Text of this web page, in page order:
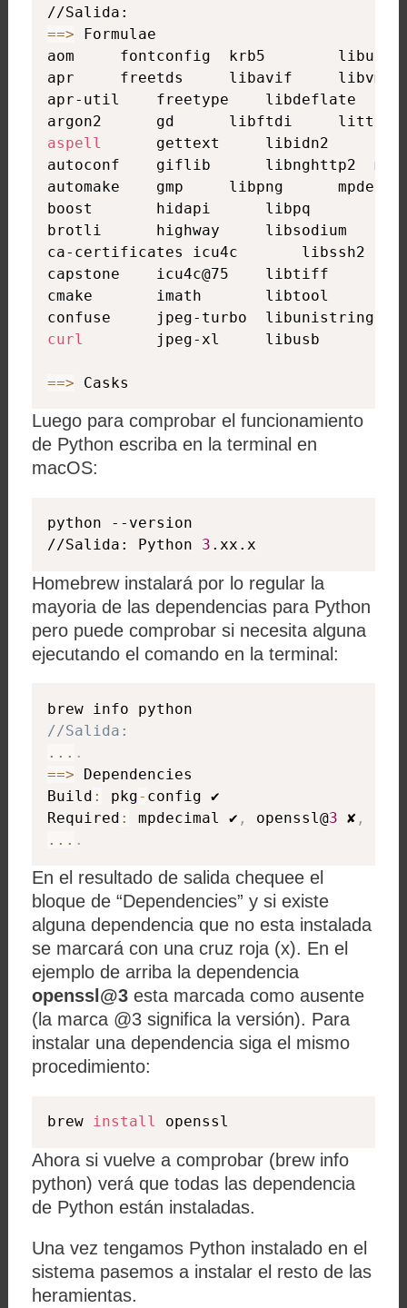
==> Formulae
aom		fontconfig	krb5		libusb-compat	pkg-config
apr		freetds		libavif		libvmaf		python@3.13
apr-util	freetype	libdeflate	libzip		readline
aspell
autoconf	giflib		libnghttp2	m4		stlink
automake	gmp		libpng		mpdecimal	tidy-html5
boost		hidapi		libpq		oniguruma	unixodbc
brotli		highway		libsodium	open-ocd	webp
ca-certificates	icu4c		libssh2		openexr		xz
capstone	icu4c@75	libtiff		openldap	zstd
cmake		imath		libtool		openssl@3
curl
==> Casks
Luego para comprobar el funcionamiento
de Python escriba en la terminal en
macOS:
python --version
//Salida: Python 3 .xx.x
Homebrew instalará por lo regular la
mayoria de las dependencias para Python
pero puede comprobar si necesita alguna
ejecutando el comando en la terminal:
//Salida:
... .
==> Dependencies
Build : pkg- config ✔
Required : mpdecimal ✔ , openssl@3 ✘ ,
... .
En el resultado de salida chequee el
bloque de “Dependencies” y si existe
alguna dependencia que no esta instalada
se marcará con una cruz roja (x). En el
ejemplo de arriba la dependencia
openssl@3 esta marcada como ausente
(la marca @3 significa la versión). Para
instalar una dependencia siga el mismo
procedimiento:
brew install openssl
Ahora si vuelve a comprobar (brew info
python) verá que todas las dependencia
de Python están instaladas.
Una vez tengamos Python instalado en el
sistema pasemos a instalar el resto de las
heramientas.